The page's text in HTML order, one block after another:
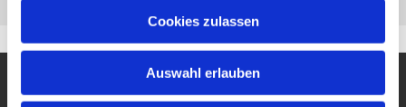
Cookies zulassen
Auswahl erlauben